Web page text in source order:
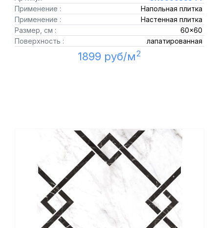
Применение :
Напольная плитка
Применение :
Настенная плитка
Размер, см :
60x60
Поверхность :
лапатированная
1899 руб/м2